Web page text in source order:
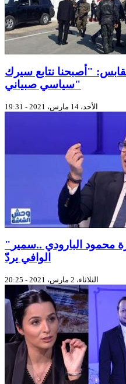
"أصبحنا نتابع سيرك
سياسي صبياني"
الأحد، 14 مارس، 2021 - 19:31
"زطلة" في بلاتو تلفزي بحوزة محمود البارودي ..سمير
الوافي يردّ
الثلاثاء، 2 مارس، 2021 - 20:25